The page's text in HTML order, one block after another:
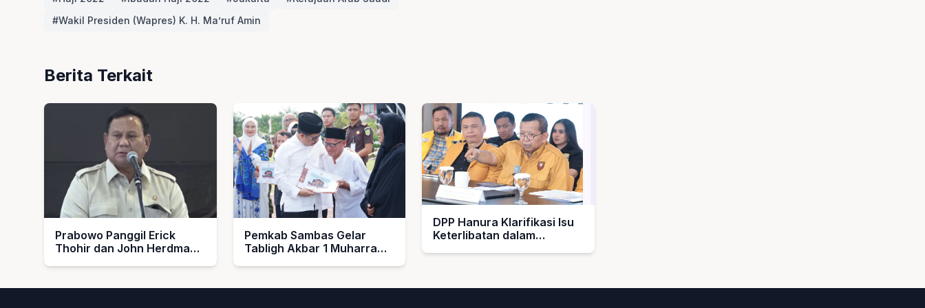
#Wakil Presiden (Wapres) K. H. Ma’ruf Amin
Berita Terkait
Prabowo Panggil Erick
Thohir dan John Herdman,
Pemkab Sambas Gelar
Tabligh Akbar 1 Muharram
dan Imam Masjid
DPP Hanura Klarifikasi Isu
Keterlibatan dalam